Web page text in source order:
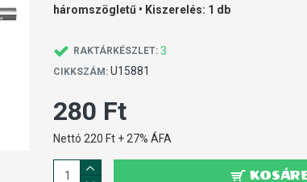
háromszögletű • Kiszerelés: 1 db
RAKTÁRKÉSZLET: 3
CIKKSZÁM: U15881
280 Ft
Nettó 220 Ft + 27% ÁFA